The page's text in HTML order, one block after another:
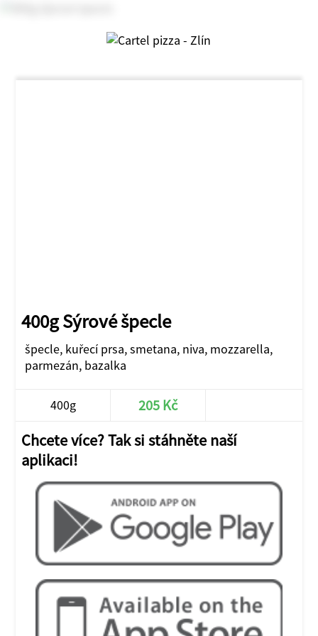
400g Sýrové špecle
špecle, kuřecí prsa, smetana, niva, mozzarella,
parmezán, bazalka
400g 205 Kč
Chcete více? Tak si stáhněte naší
aplikaci!